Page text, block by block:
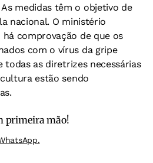
medidas têm o objetivo de
nacional. O ministério
comprovação de que os
com o vírus da gripe
todas as diretrizes necessárias
estão sendo
primeira mão!